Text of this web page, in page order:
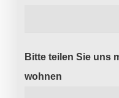
Bitte teilen Sie uns
wohnen